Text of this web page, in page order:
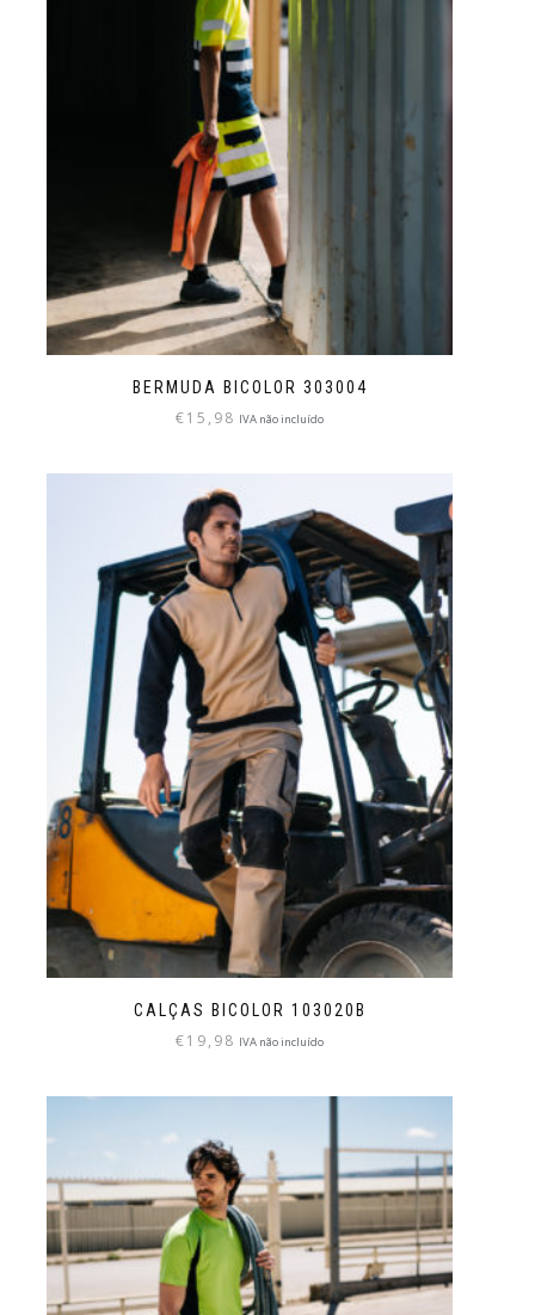
BERMUDA BICOLOR 303004
€15,98 IVA não incluído
CALÇAS BICOLOR 103020B
€19,98 IVA não incluído